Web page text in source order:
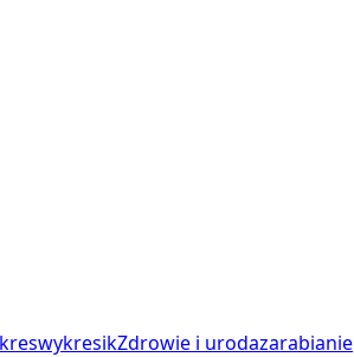
wykresikZdrowie i urodazarabianie